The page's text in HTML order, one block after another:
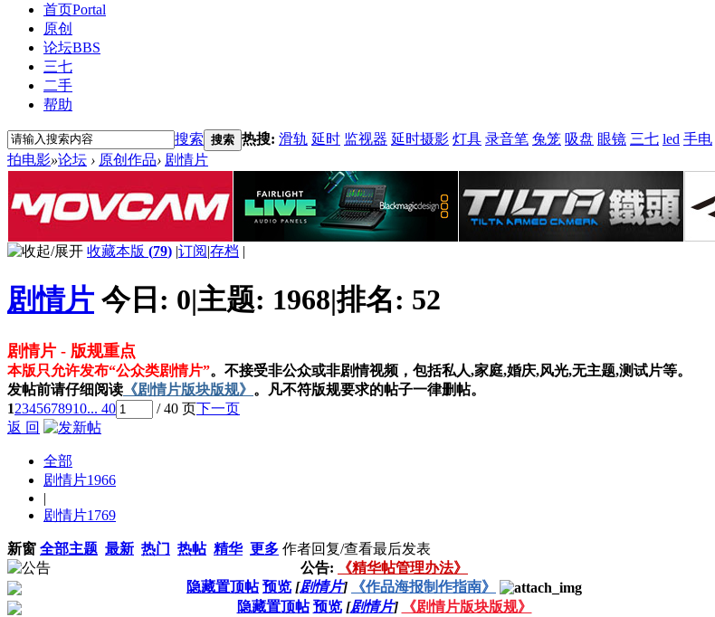
首页Portal
原创
论坛BBS
三七
二手
帮助
搜索 搜索 热搜: 滑轨 延时 监视器 延时摄影 灯具 录音笔 兔笼 吸盘 眼镜 三七 led 手电
拍电影»论坛 › 原创作品› 剧情片
收藏本版 (79) |订阅|存档 |
剧情片 今日: 0|主题: 1968|排名: 52
剧情片 - 版规重点
本版只允许发布“公众类剧情片”。不接受非公众或非剧情视频，包括私人,家庭,婚庆,风光,无主题,测试片等。
发帖前请仔细阅读 《剧情片版块版规》 。凡不符版规要求的帖子一律删帖。
12345678910... 40 / 40 页下一页
返 回
全部
剧情片1966
|
剧情片1769
新窗 全部主题 最新 热门 热帖 精华 更多 作者回复/查看最后发表
公告:
《精华帖管理办法》
隐藏置顶帖 预览 [剧情片] 《作品海报制作指南》
隐藏置顶帖 预览 [剧情片] 《剧情片版块版规》